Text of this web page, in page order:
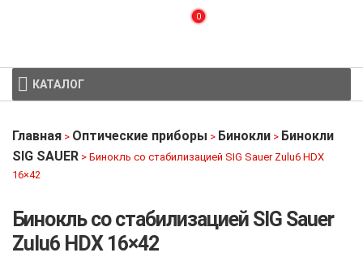
0
КАТАЛОГ
Главная > Оптические приборы > Бинокли > Бинокли
SIG SAUER > Бинокль со стабилизацией SIG Sauer Zulu6 HDX
16×42
Бинокль со стабилизацией SIG Sauer
Zulu6 HDX 16×42